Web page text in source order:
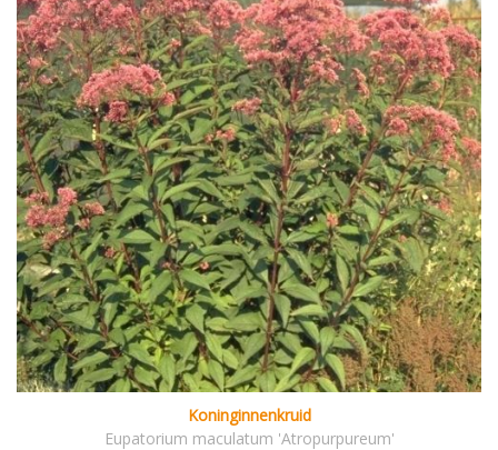
Koninginnenkruid
Eupatorium maculatum 'Atropurpureum'